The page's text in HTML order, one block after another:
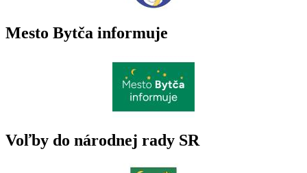
Mesto Bytča informuje
Voľby do národnej rady SR